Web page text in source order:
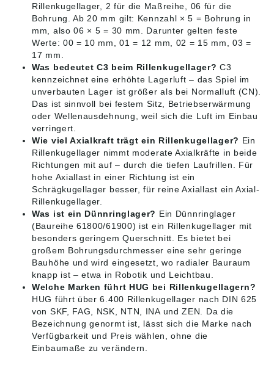
Rillenkugellager, 2 für die Maßreihe, 06 für die
Bohrung. Ab 20 mm gilt: Kennzahl × 5 = Bohrung in
mm, also 06 × 5 = 30 mm. Darunter gelten feste
Werte: 00 = 10 mm, 01 = 12 mm, 02 = 15 mm, 03 =
17 mm.
Was bedeutet C3 beim Rillenkugellager? C3
kennzeichnet eine erhöhte Lagerluft – das Spiel im
unverbauten Lager ist größer als bei Normalluft (CN).
Das ist sinnvoll bei festem Sitz, Betriebserwärmung
oder Wellenausdehnung, weil sich die Luft im Einbau
verringert.
Wie viel Axialkraft trägt ein Rillenkugellager? Ein
Rillenkugellager nimmt moderate Axialkräfte in beide
Richtungen mit auf – durch die tiefen Laufrillen. Für
hohe Axiallast in einer Richtung ist ein
Schrägkugellager besser, für reine Axiallast ein Axial-
Rillenkugellager.
Was ist ein Dünnringlager? Ein Dünnringlager
(Baureihe 61800/61900) ist ein Rillenkugellager mit
besonders geringem Querschnitt. Es bietet bei
großem Bohrungsdurchmesser eine sehr geringe
Bauhöhe und wird eingesetzt, wo radialer Bauraum
knapp ist – etwa in Robotik und Leichtbau.
Welche Marken führt HUG bei Rillenkugellagern?
HUG führt über 6.400 Rillenkugellager nach DIN 625
von SKF, FAG, NSK, NTN, INA und ZEN. Da die
Bezeichnung genormt ist, lässt sich die Marke nach
Verfügbarkeit und Preis wählen, ohne die
Einbaumaße zu verändern.